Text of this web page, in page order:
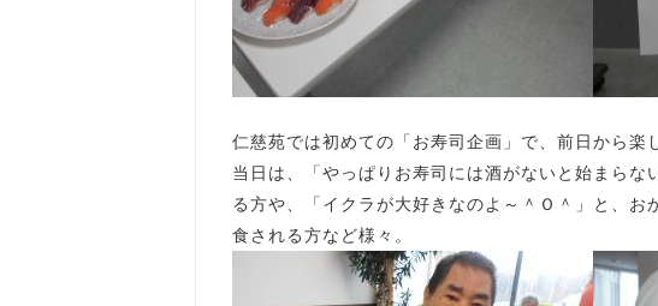
仁慈苑では初めての「お寿司企画」で、前日から楽
当日は、「やっぱりお寿司には酒がないと始まら
る方や、「イクラが大好きなのよ～＾Ｏ＾」と、
食される方など様々。